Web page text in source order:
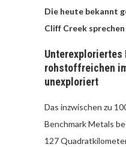
Die heute bekannt
Cliff Creek
Unterexploriertes
rohstoffreichen
unexploriert
Das inzwischen zu
Benchmark Metals
127